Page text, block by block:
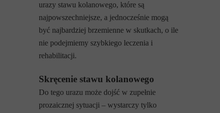
urazy stawu kolanowego, które są
najpowszechniejsze, a jednocześnie mogą
być najbardziej brzemienne w skutkach, o ile
nie podejmiemy szybkiego leczenia i
rehabilitacji.
Skręcenie stawu kolanowego
Do tego urazu może dojść w zupełnie
prozaicznej sytuacji – wystarczy tylko